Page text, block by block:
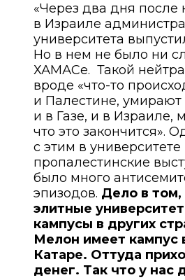
«Через два дня после
в Израиле
университета
Но в нем не было ни
ХАМАСе. Такой
вроде «что-то
и Палестине,
и в Газе, и в Израиле,
что это закончится».
с этим в
пропалестинские
было много
эпизодов. Дело в том,
элитные
кампусы в других
Мелон имеет кампус
Катаре. Оттуда
денег. Так что у нас